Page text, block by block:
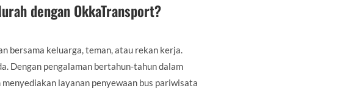
dengan OkkaTransport?
bersama keluarga, teman, atau rekan kerja.
Dengan pengalaman bertahun-tahun dalam
layanan penyewaan bus pariwisata